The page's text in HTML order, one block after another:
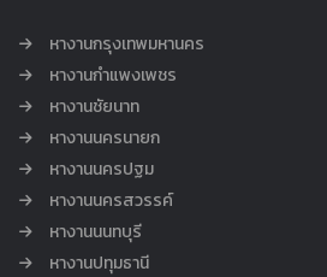
หางานกรุงเทพมหานคร
หางานกำแพงเพชร
หางานชัยนาท
หางานนครนายก
หางานนครปฐม
หางานนครสวรรค์
หางานนนทบุรี
หางานปทุมธานี